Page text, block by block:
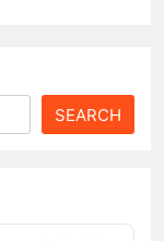
SEARCH